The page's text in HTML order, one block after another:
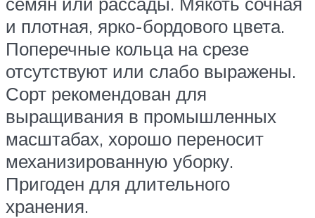
и плотная, ярко-бордового цвета.
Поперечные кольца на срезе
отсутствуют или слабо выражены.
Сорт рекомендован для
выращивания в промышленных
масштабах, хорошо переносит
механизированную уборку.
Пригоден для длительного
хранения.